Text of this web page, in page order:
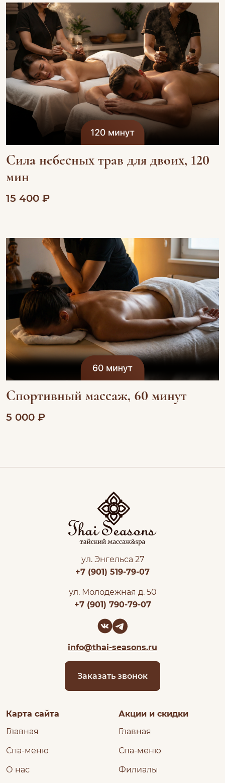
Сила небесных трав для двоих, 120
мин
15 400 ₽
Спортивный массаж, 60 минут
5 000 ₽
ул. Энгельса 27
+7 (901) 519-79-07
ул. Молодежная д. 50
+7 (901) 790-79-07
info@thai-seasons.ru
Заказать звонок
Карта сайта
Главная
Спа-меню
О нас
Акции и скидки
Главная
Спа-меню
Филиалы